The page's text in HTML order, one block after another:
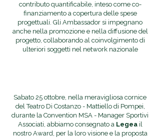
contributo quantificabile, inteso come co-
finanziamento a copertura delle spese
progettuali. Gli Ambassador si impegnano
anche nella promozione e nella diffusione del
progetto, collaborando al coinvolgimento di
ulteriori soggetti nel network nazionale
Sabato 25 ottobre, nella meravigliosa cornice
del Teatro Di Costanzo - Mattiello di Pompei,
durante la Convention MSA - Manager Sportivi
Associati, abbiamo consegnato a Legeail
nostro Award, per la loro visione e la proposta